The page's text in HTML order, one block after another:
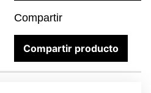
Compartir
Compartir producto